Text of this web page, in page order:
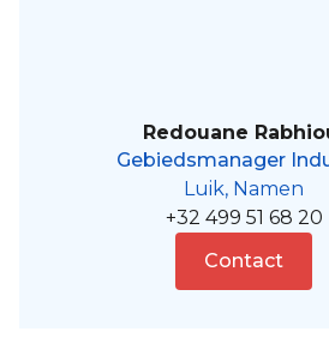
Redouane
Gebiedsmanager
Luik, Namen
+32 499 51 68 20
Contact